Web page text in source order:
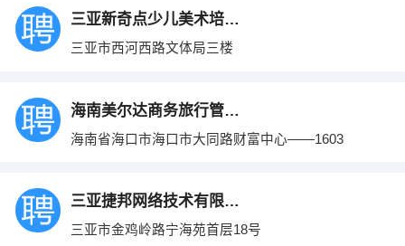
三亚新奇点少儿美术培训基地
三亚市西河西路文体局三楼
海南美尔达商务旅行管理有限公司
海南省海口市海口市大同路财富中心——1603
三亚捷邦网络技术有限公司
三亚市金鸡岭路宁海苑首层18号